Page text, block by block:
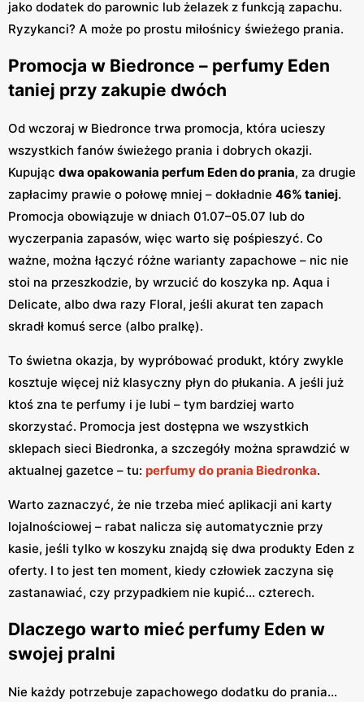
jako dodatek do parownic lub żelazek z funkcją zapachu.
Ryzykanci? A może po prostu miłośnicy świeżego prania.
Promocja w Biedronce – perfumy Eden
taniej przy zakupie dwóch
Od wczoraj w Biedronce trwa promocja, która ucieszy
wszystkich fanów świeżego prania i dobrych okazji.
Kupując dwa opakowania perfum Eden do prania, za drugie
zapłacimy prawie o połowę mniej – dokładnie 46% taniej.
Promocja obowiązuje w dniach 01.07–05.07 lub do
wyczerpania zapasów, więc warto się pośpieszyć. Co
ważne, można łączyć różne warianty zapachowe – nic nie
stoi na przeszkodzie, by wrzucić do koszyka np. Aqua i
Delicate, albo dwa razy Floral, jeśli akurat ten zapach
skradł komuś serce (albo pralkę).
To świetna okazja, by wypróbować produkt, który zwykle
kosztuje więcej niż klasyczny płyn do płukania. A jeśli już
ktoś zna te perfumy i je lubi – tym bardziej warto
skorzystać. Promocja jest dostępna we wszystkich
sklepach sieci Biedronka, a szczegóły można sprawdzić w
aktualnej gazetce – tu: perfumy do prania Biedronka.
Warto zaznaczyć, że nie trzeba mieć aplikacji ani karty
lojalnościowej – rabat nalicza się automatycznie przy
kasie, jeśli tylko w koszyku znajdą się dwa produkty Eden z
oferty. I to jest ten moment, kiedy człowiek zaczyna się
zastanawiać, czy przypadkiem nie kupić... czterech.
Dlaczego warto mieć perfumy Eden w
swojej pralni
Nie każdy potrzebuje zapachowego dodatku do prania…